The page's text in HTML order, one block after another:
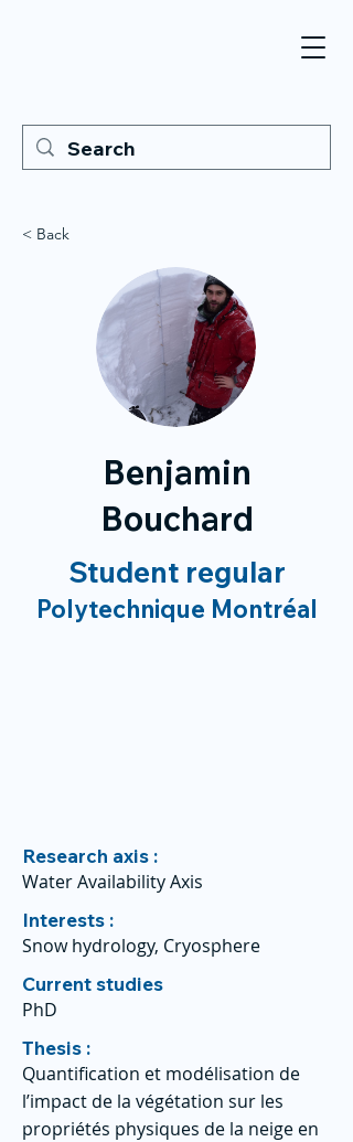
< Back
Benjamin
Bouchard
Student regular
Polytechnique Montréal
Research axis :
Water Availability Axis
Interests :
Snow hydrology, Cryosphere
Current studies
PhD
Thesis :
Quantification et modélisation de
l’impact de la végétation sur les
propriétés physiques de la neige en